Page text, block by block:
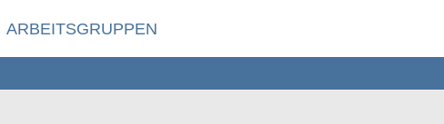
ARBEITSGRUPPEN